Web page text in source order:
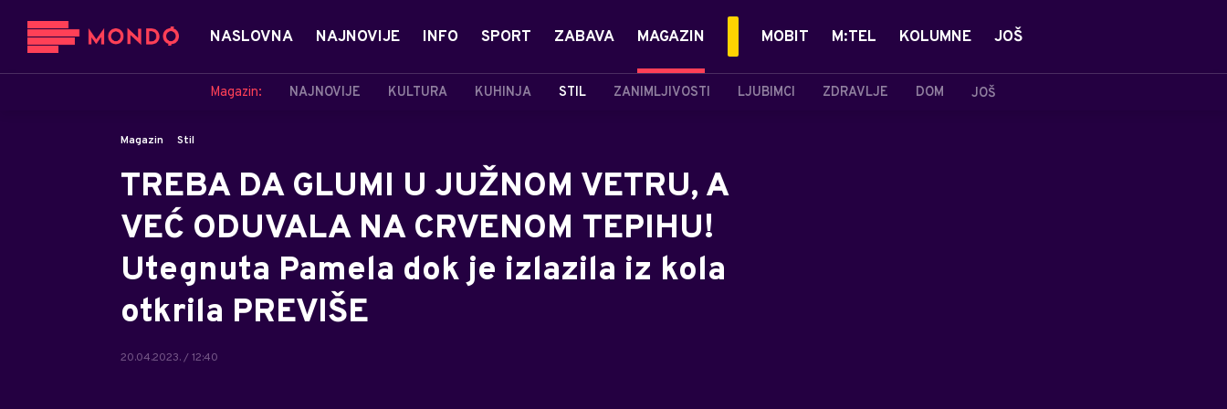
NASLOVNA NAJNOVIJE INFO SPORT ZABAVA MAGAZIN
Magazin: NAJNOVIJE KULTURA KUHINJA STIL ZANIMLJIVOSTI LJUBIMCI ZDRAVLJE DOM JOŠ
MOBIT M:TEL KOLUMNE JOŠ
Magazin Stil
TREBA DA GLUMI U JUŽNOM VETRU, A
VEĆ ODUVALA NA CRVENOM TEPIHU!
Utegnuta Pamela dok je izlazila iz kola
otkrila PREVIŠE
20.04.2023. / 12:40